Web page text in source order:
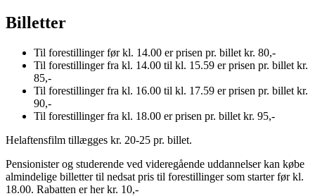
Billetter
Til forestillinger før kl. 14.00 er prisen pr. billet kr. 80,-
Til forestillinger fra kl. 14.00 til kl. 15.59 er prisen pr. billet kr.
85,-
Til forestillinger fra kl. 16.00 til kl. 17.59 er prisen pr. billet kr.
90,-
Til forestillinger fra kl. 18.00 er prisen pr. billet kr. 95,-
Helaftensfilm tillægges kr. 20-25 pr. billet.
Pensionister og studerende ved videregående uddannelser kan købe
almindelige billetter til nedsat pris til forestillinger som starter før kl.
18.00. Rabatten er her kr. 10,-